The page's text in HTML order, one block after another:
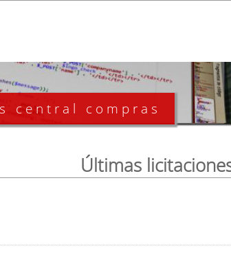
central compras
Últimas